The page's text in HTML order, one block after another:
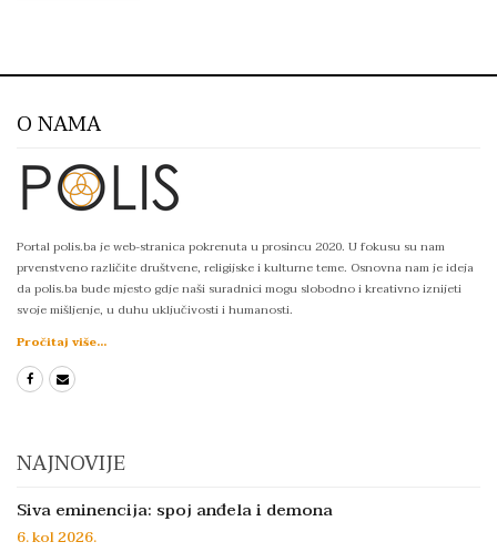
O NAMA
Portal polis.ba je web-stranica pokrenuta u prosincu 2020. U fokusu su nam
prvenstveno različite društvene, religijske i kulturne teme. Osnovna nam je ideja
da polis.ba bude mjesto gdje naši suradnici mogu slobodno i kreativno iznijeti
svoje mišljenje, u duhu uključivosti i humanosti.
Pročitaj više...
NAJNOVIJE
Siva eminencija: spoj anđela i demona
6. kol 2026.